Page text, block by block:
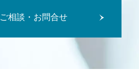
ご相談・お問合せ